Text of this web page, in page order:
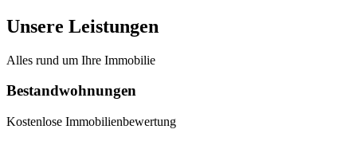
Unsere Leistungen
Alles rund um Ihre Immobilie
Bestandwohnungen
Kostenlose Immobilienbewertung